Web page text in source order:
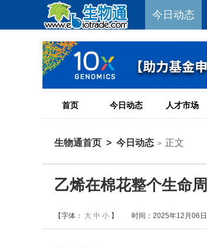
今日动态
首页 今日动态 人才市场
生物通首页 > 今日动态 > 正文
乙烯在棉花整个生命
【字体： 大 中 小 】 时间：2025年12月06日